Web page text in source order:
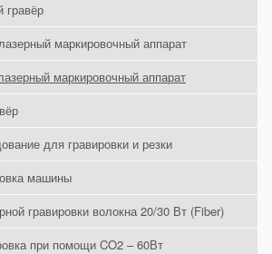
гравёр
маркировочный аппарат
маркировочный аппарат
для гравировки и резки
машины
гравировки волокна 20/30 Вт (Fiber)
при помощи CO2 – 60Вт